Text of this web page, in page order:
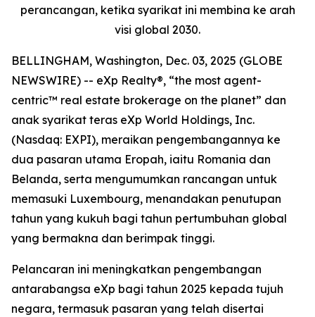
perancangan, ketika syarikat ini membina ke arah
visi global 2030.
BELLINGHAM, Washington, Dec. 03, 2025 (GLOBE
NEWSWIRE) -- eXp Realty®, “the most agent-
centric™ real estate brokerage on the planet” dan
anak syarikat teras eXp World Holdings, Inc.
(Nasdaq: EXPI), meraikan pengembangannya ke
dua pasaran utama Eropah, iaitu Romania dan
Belanda, serta mengumumkan rancangan untuk
memasuki Luxembourg, menandakan penutupan
tahun yang kukuh bagi tahun pertumbuhan global
yang bermakna dan berimpak tinggi.
Pelancaran ini meningkatkan pengembangan
antarabangsa eXp bagi tahun 2025 kepada tujuh
negara, termasuk pasaran yang telah disertai